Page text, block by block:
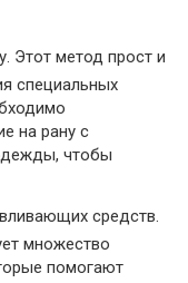
Этот метод прост и
специальных
на рану с
чтобы
средств.
множество
помогают